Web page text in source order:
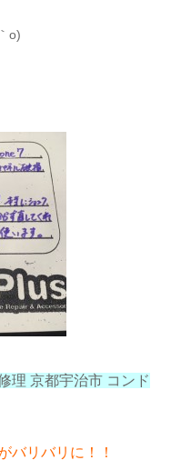
o)
理 京都宇治市 コンド
バリバリに！！